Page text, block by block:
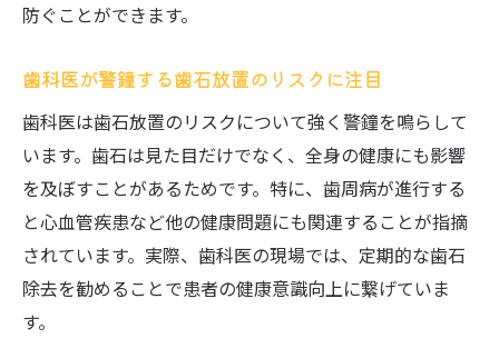
防ぐことができます。
歯科医が警鐘する歯石放置のリスクに注目
歯科医は歯石放置のリスクについて強く警鐘を鳴らして
います。歯石は見た目だけでなく、全身の健康にも影響
を及ぼすことがあるためです。特に、歯周病が進行する
と心血管疾患など他の健康問題にも関連することが指摘
されています。実際、歯科医の現場では、定期的な歯石
除去を勧めることで患者の健康意識向上に繋げていま
す。